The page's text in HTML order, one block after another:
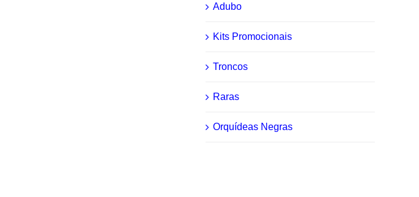
Adubo
Kits Promocionais
Troncos
Raras
Orquídeas Negras